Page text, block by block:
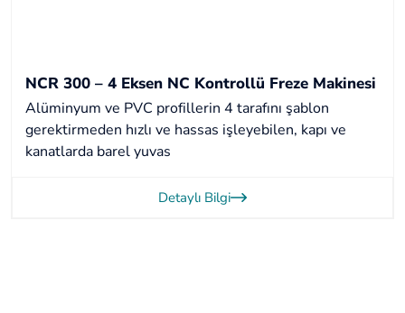
NCR 300 – 4 Eksen NC Kontrollü Freze Makinesi
Alüminyum ve PVC profillerin 4 tarafını şablon
gerektirmeden hızlı ve hassas işleyebilen, kapı ve
kanatlarda barel yuvas
Detaylı Bilgi